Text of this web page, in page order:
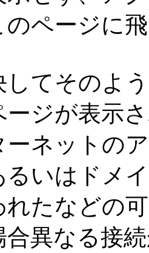
のページに
してそのよ
ージが表示
ーネットの
るいはドメ
れたなどの
合異なる接